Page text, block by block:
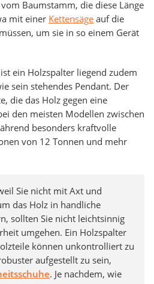
Baumstamm, die diese Länge
mit einer Kettensäge auf die
um sie in so einem Gerät
ein Holzspalter liegend zudem
sein stehendes Pendant. Der
die das Holz gegen eine
den meisten Modellen zwischen
besonders kraftvolle
von 12 Tonnen und mehr
Sie nicht mit Axt und
das Holz in handliche
sollten Sie nicht leichtsinnig
umgehen. Ein Holzspalter
können unkontrolliert zu
aufgestellt zu sein,
. Je nachdem, wie